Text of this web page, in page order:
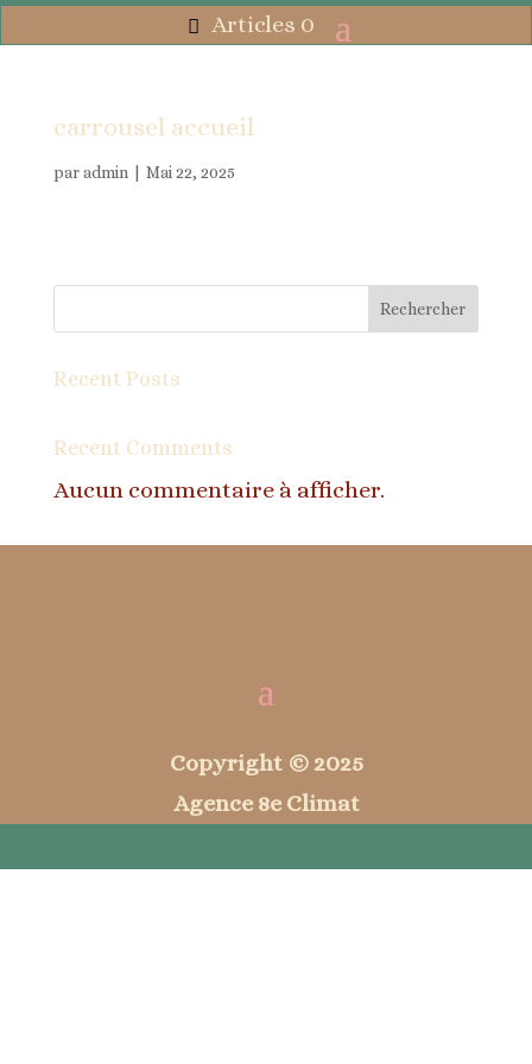
Articles 0
carrousel accueil
paradmin Mai 22, 2025
Rechercher
Recent Posts
Recent Comments
Aucun commentaire à afficher.
Copyright © 2025
Agence 8e Climat